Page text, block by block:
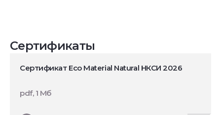
Сертификаты
Сертификат Eco Material Natural НКСИ 2026
pdf, 1 Мб